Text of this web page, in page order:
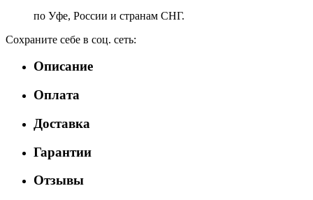
по Уфе, России и странам СНГ.
Сохраните себе в соц. сеть:
Описание
Оплата
Доставка
Гарантии
Отзывы